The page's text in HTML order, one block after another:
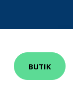
BUTIK